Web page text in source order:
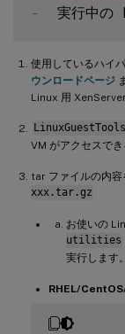
-
実行中の
使用しているハイ
ウンロードページ
Linux 用
VM がアクセスでき
tar ファイルの内容
xxx.tar.gz
お使いの
utilities
実行します。
RHEL/